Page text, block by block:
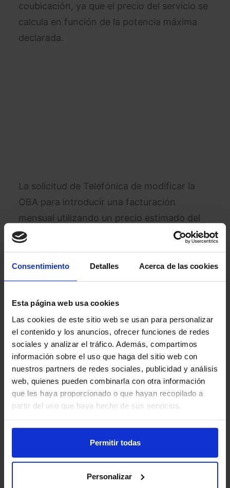
Consentimiento Detalles Acerca de las cookies
Esta página web usa cookies
Las cookies de este sitio web se usan para personalizar
el contenido y los anuncios, ofrecer funciones de redes
sociales y analizar el tráfico. Además, compartimos
información sobre el uso que haga del sitio web con
nuestros partners de redes sociales, publicidad y análisis
web, quienes pueden combinarla con otra información
que les haya proporcionado o que hayan recopilado a
partir del uso que haya hecho de sus servicios.
Permitir todas
Personalizar
coubicación, ya que el precio del servicio se
calcula en función de la potencia máxima
declarada.
La solicitud de Telefónica de modificar la
OBA para introducir una facturación
mensual utilizando un precio estimado del
precio actualizado del kWh en dicho mes y
una regularización posterior con carácter
semestral de los importes pagados por los
operadores a Telefónica es una medida que
podría ayudar a la compañía a mitigar el
Con esta medida, Telefónica podría cobrar a
los operadores un precio estimado del
precio actualizado del kWh en cada mes. Al
final de cada semestre, se realizaría una
regularización de los importes pagados por
Esta medida podría ayudar a Telefónica a
recuperar los costes en que ha incurrido por